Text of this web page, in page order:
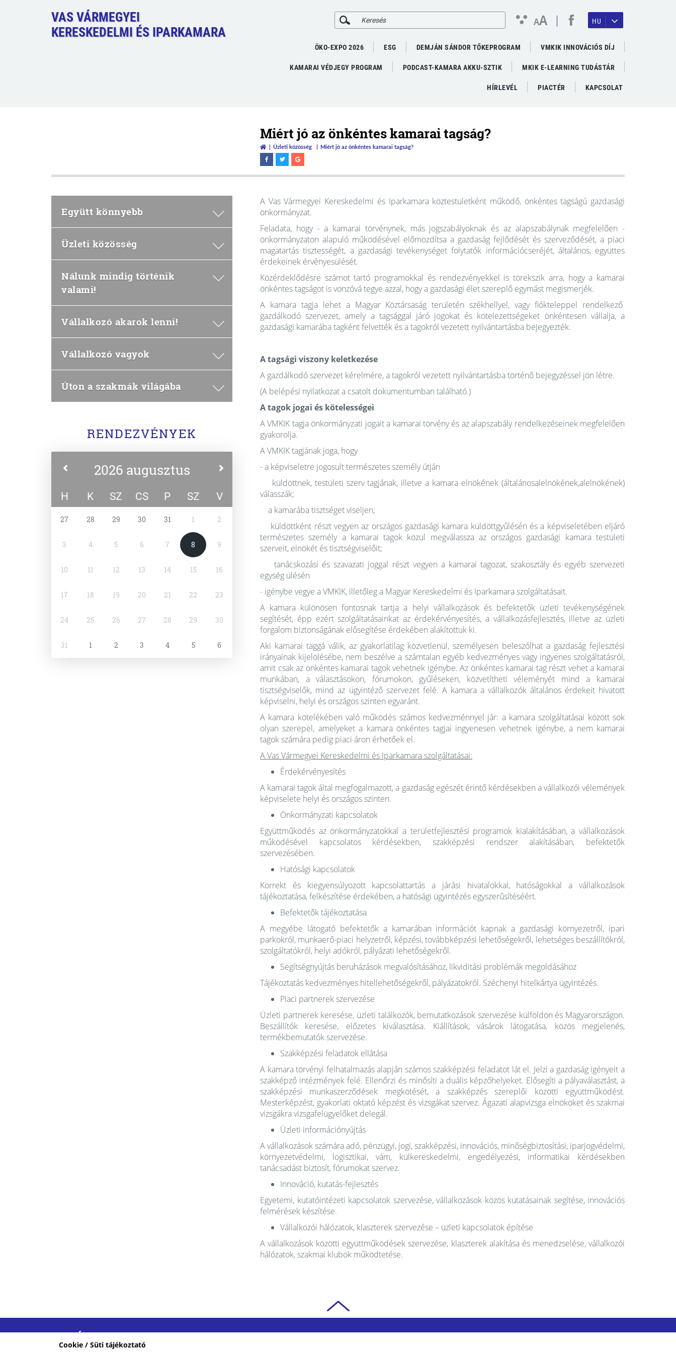
Cookie / Süti tájékoztató
VAS VÁRMEGYEI
KERESKEDELMI ÉS IPARKAMARA
AA HU
ÖKO-EXPO 2026 ESG DEMJÁN SÁNDOR TŐKEPROGRAM VMKIK INNOVÁCIÓS DÍJ
KAMARAI VÉDJEGY PROGRAM PODCAST-KAMARA AKKU-SZTIK MKIK E-LEARNING TUDÁSTÁR
HÍRLEVÉL PIACTÉR KAPCSOLAT
Miért jó az önkéntes kamarai tagság?
Üzleti közösség Miért jó az önkéntes kamarai tagság?
Együtt könnyebb
Üzleti közösség
Nálunk mindig történik
valami!
Vállalkozó akarok lenni!
Vállalkozó vagyok
Úton a szakmák világába
RENDEZVÉNYEK
2026 augusztus
H K SZ CS P SZ V
27 28 29 30 31 1 2
3 4 5 6 7 8 9
10 11 12 13 14 15 16
17 18 19 20 21 22 23
24 25 26 27 28 29 30
31 1 2 3 4 5 6
A Vas Vármegyei Kereskedelmi és Iparkamara köztestületként működő, önkéntes tagságú gazdasági
önkormányzat.
Feladata, hogy - a kamarai törvénynek, más jogszabályoknak és az alapszabálynak megfelelően -
önkormányzaton alapuló működésével előmozdítsa a gazdaság fejlődését és szerveződését, a piaci
magatartás tisztességét, a gazdasági tevékenységet folytatók információcseréjét, általános, együttes
érdekeinek érvényesülését.
Közérdeklődésre számot tartó programokkal és rendezvényekkel is törekszik arra, hogy a kamarai
önkéntes tagságot is vonzóvá tegye azzal, hogy a gazdasági élet szereplő egymást megismerjék.
A kamara tagja lehet a Magyar Köztársaság területén székhellyel, vagy fiókteleppel rendelkező
gazdálkodó szervezet, amely a tagsággal járó jogokat és kötelezettségeket önkéntesen vállalja, a
gazdasági kamarába tagként felvették és a tagokról vezetett nyilvántartásba bejegyezték.
A tagsági viszony keletkezése
A gazdálkodó szervezet kérelmére, a tagokról vezetett nyilvántartásba történő bejegyzéssel jön létre.
(A belépési nyilatkozat a csatolt dokumentumban található.)
A tagok jogai és kötelességei
A VMKIK tagja önkormányzati jogait a kamarai törvény és az alapszabály rendelkezéseinek megfelelően
gyakorolja.
A VMKIK tagjának joga, hogy
- a képviseletre jogosult természetes személy útján
küldöttnek, testületi szerv tagjának, illetve a kamara elnökének (általánosalelnökének,alelnökének)
válasszák;
a kamarába tisztséget viseljen;
küldöttként részt vegyen az országos gazdasági kamara küldöttgyűlésén és a képviseletében eljáró
természetes személy a kamarai tagok közül megválassza az országos gazdasági kamara testületi
szerveit, elnökét és tisztségviselőit;
tanácskozási és szavazati joggal részt vegyen a kamarai tagozat, szakosztály és egyéb szervezeti
egység ülésén
- igénybe vegye a VMKIK, illetőleg a Magyar Kereskedelmi és Iparkamara szolgáltatásait.
A kamara különösen fontosnak tartja a helyi vállalkozások és befektetők üzleti tevékenységének
segítését, épp ezért szolgáltatásainkat az érdekérvényesítés, a vállalkozásfejlesztés, illetve az üzleti
forgalom biztonságának elősegítése érdekében alakítottuk ki.
Aki kamarai taggá válik, az gyakorlatilag közvetlenül, személyesen beleszólhat a gazdaság fejlesztési
irányainak kijelölésébe, nem beszélve a számtalan egyéb kedvezményes vagy ingyenes szolgáltatásról,
amit csak az önkéntes kamarai tagok vehetnek igénybe. Az önkéntes kamarai tag részt vehet a kamarai
munkában, a választásokon, fórumokon, gyűléseken, közvetítheti véleményét mind a kamarai
tisztségviselők, mind az ügyintéző szervezet felé. A kamara a vállalkozók általános érdekeit hivatott
képviselni, helyi és országos szinten egyaránt.
A kamara kötelékében való működés számos kedvezménnyel jár: a kamara szolgáltatásai között sok
olyan szerepel, amelyeket a kamara önkéntes tagjai ingyenesen vehetnek igénybe, a nem kamarai
tagok számára pedig piaci áron érhetőek el.
A Vas Vármegyei Kereskedelmi és Iparkamara szolgáltatásai:
Érdekérvényesítés
A kamarai tagok által megfogalmazott, a gazdaság egészét érintő kérdésekben a vállalkozói vélemények
képviselete helyi és országos szinten.
Önkormányzati kapcsolatok
Együttműködés az önkormányzatokkal a területfejlesztési programok kialakításában, a vállalkozások
működésével kapcsolatos kérdésekben, szakképzési rendszer alakításában, befektetők
szervezésében.
Hatósági kapcsolatok
Korrekt és kiegyensúlyozott kapcsolattartás a járási hivatalokkal, hatóságokkal a vállalkozások
tájékoztatása, felkészítése érdekében, a hatósági ügyintézés egyszerűsítéséért.
Befektetők tájékoztatása
A megyébe látogató befektetők a kamarában információt kapnak a gazdasági környezetről, ipari
parkokról, munkaerő-piaci helyzetről, képzési, továbbképzési lehetőségekről, lehetséges beszállítókról,
szolgáltatókról, helyi adókról, pályázati lehetőségekről.
Segítségnyújtás beruházások megvalósításához, likviditási problémák megoldásához
Tájékoztatás kedvezményes hitellehetőségekről, pályázatokról. Széchenyi hitelkártya ügyintézés.
Piaci partnerek szervezése
Üzleti partnerek keresése, üzleti találkozók, bemutatkozások szervezése külföldön és Magyarországon.
Beszállítók keresése, előzetes kiválasztása. Kiállítások, vásárok látogatása, közös megjelenés,
termékbemutatók szervezése.
Szakképzési feladatok ellátása
A kamara törvényi felhatalmazás alapján számos szakképzési feladatot lát el. Jelzi a gazdaság igényeit a
szakképző intézmények felé. Ellenőrzi és minősíti a duális képzőhelyeket. Elősegíti a pályaválasztást, a
szakképzési munkaszerződések megkötését, a szakképzés szereplői közötti együttműködést.
Mesterképzést, gyakorlati oktató képzést és vizsgákat szervez. Ágazati alapvizsga elnököket és szakmai
vizsgákra vizsgafelügyelőket delegál.
Üzleti információnyújtás
A vállalkozások számára adó, pénzügyi, jogi, szakképzési, innovációs, minőségbiztosítási, iparjogvédelmi,
környezetvédelmi, logisztikai, vám, külkereskedelmi, engedélyezési, informatikai kérdésekben
tanácsadást biztosít, fórumokat szervez.
Innováció, kutatás-fejlesztés
Egyetemi, kutatóintézeti kapcsolatok szervezése, vállalkozások közös kutatásainak segítése, innovációs
felmérések készítése.
Vállalkozói hálózatok, klaszterek szervezése – üzleti kapcsolatok építése
A vállalkozások közötti együttműködések szervezése, klaszterek alakítása és menedzselése, vállalkozói
hálózatok, szakmai klubok működtetése.
VAS VÁRMEGYEI
KERESKEDELMI ÉS IPARKAMARA